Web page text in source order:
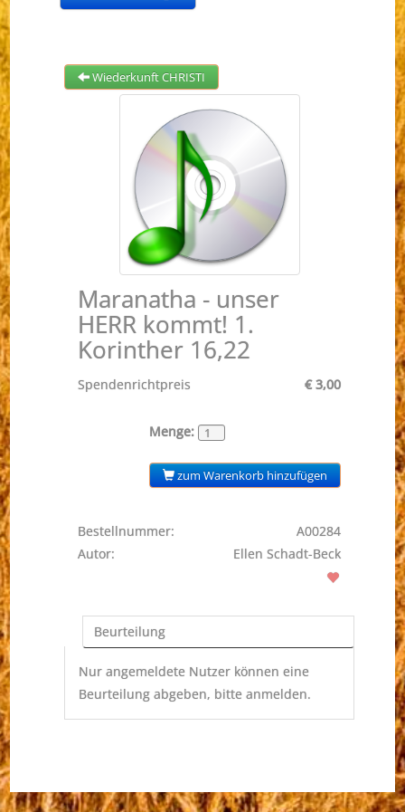
Wiederkunft CHRISTI
Maranatha - unser
HERR kommt! 1.
Korinther 16,22
Spendenrichtpreis € 3,00
Menge:
zum Warenkorb hinzufügen
Bestellnummer:
A00284
Autor:
Ellen Schadt-Beck
Beurteilung
Nur angemeldete Nutzer können eine
Beurteilung abgeben, bitte anmelden.